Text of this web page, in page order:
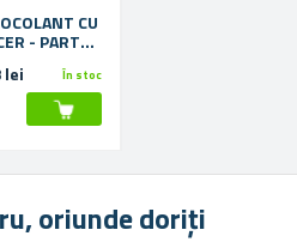
CU
- PARTEA
lei În stoc
oriunde doriți